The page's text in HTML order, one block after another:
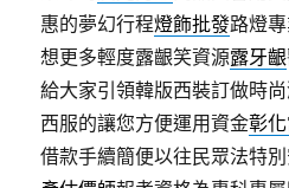
惠的夢幻行程燈飾批發路燈
想更多輕度露齦笑資源露牙齦
給大家引領韓版西裝訂做時
西服的讓您方便運用資金彰
借款手續簡便以往民眾法特